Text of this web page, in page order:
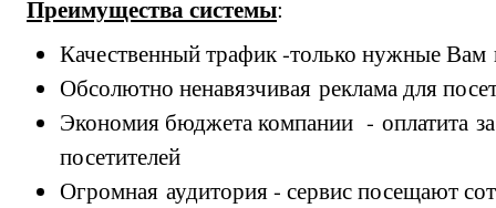
Преимущества системы:
Качественный трафик -только нужные Вам
Обсолютно ненавязчивая реклама для
Экономия бюджета компании - оплатита
посетителей
Огромная аудитория - сервис посещают